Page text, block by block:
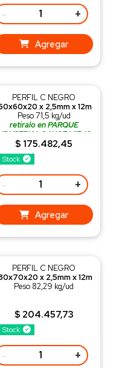
- +
Agregar
Stock
PERFIL C NEGRO
x 2,5mm x 12m
Peso 71,5 kg/ud
retiralo en PARQUE
SAUCE VIEJO
o recibilo con nuestro
REPARTO
$ 175.482,45
- +
Agregar
Stock
PERFIL C NEGRO
x 2,5mm x 12m
Peso 82,29 kg/ud
$ 204.457,73
- +